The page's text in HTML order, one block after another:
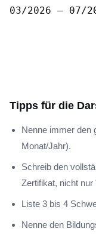
03/2026 – 07/
Tipps für die
Nenne immer den
Monat/Jahr).
Schreib den
Zertifikat, nicht nur
Liste 3 bis 4
Nenne den